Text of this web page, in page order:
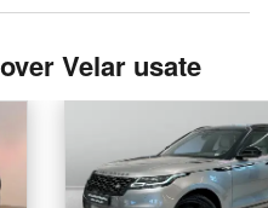
Velar usate